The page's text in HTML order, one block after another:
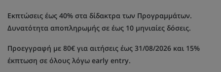
Εκπτώσεις έως 40% στα δίδακτρα των Προγραμμάτων.
Δυνατότητα αποπληρωμής σε έως 10 μηνιαίες δόσεις.
Προεγγραφή με 80€ για αιτήσεις έως 31/08/2026 και 15%
έκπτωση σε όλους λόγω early entry.